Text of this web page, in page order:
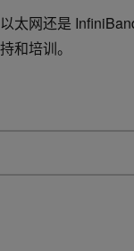
太网还是
和培训。